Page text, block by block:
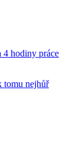
hodiny práce
tomu nejhůř